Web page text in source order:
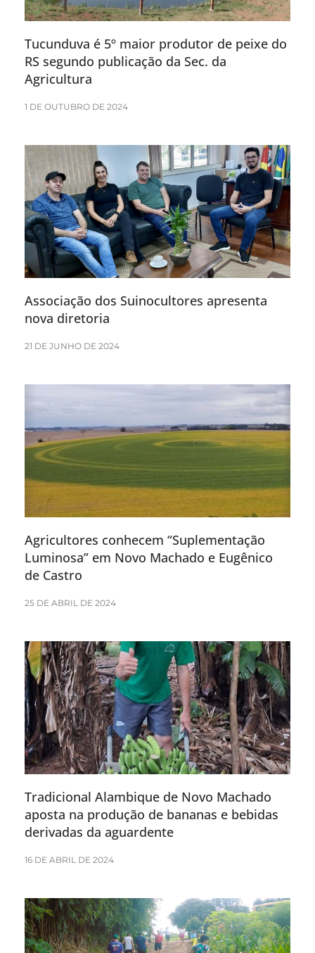
Tucunduva é 5º maior produtor de peixe do
RS segundo publicação da Sec. da
Agricultura
1 DE OUTUBRO DE 2024
Associação dos Suinocultores apresenta
nova diretoria
21 DE JUNHO DE 2024
Agricultores conhecem “Suplementação
Luminosa” em Novo Machado e Eugênico
de Castro
25 DE ABRIL DE 2024
Tradicional Alambique de Novo Machado
aposta na produção de bananas e bebidas
derivadas da aguardente
16 DE ABRIL DE 2024